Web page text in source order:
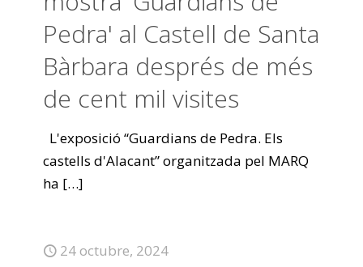
Pedra' al Castell de Santa
Bàrbara després de més
de cent mil visites
L'exposició “Guardians de Pedra. Els
castells d'Alacant” organitzada pel MARQ
ha […]
24 octubre, 2024